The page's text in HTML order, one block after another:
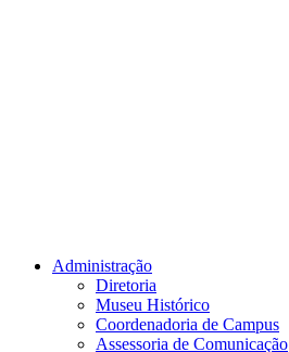
Administração
Diretoria
Museu Histórico
Coordenadoria de Campus
Assessoria de Comunicação